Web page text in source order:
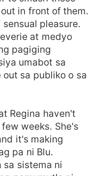
in front of them.
pleasure.
at medyo
pagiging
umabot sa
sa publiko o sa
Regina haven't
weeks. She's
it's making
pa ni Blu.
sa sistema ni